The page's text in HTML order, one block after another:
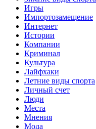
Игры
Импортозамещение
Интернет
Истории
Компании
Криминал
Культура
Лайфхаки
Летние виды спорта
Личный счет
Люди
Места
Мнения
Мода